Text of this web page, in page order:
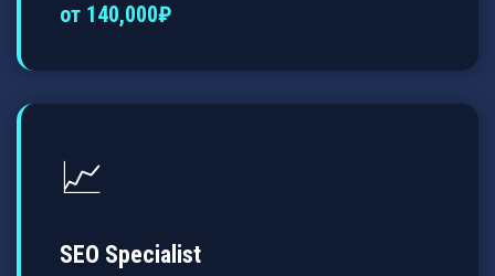
от 140,000₽
📈
SEO Specialist